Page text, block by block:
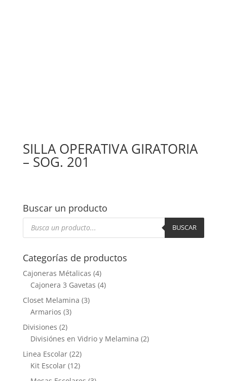
SILLA OPERATIVA GIRATORIA
– SOG. 201
Buscar un producto
Búsqueda
BUSCAR
Categorías de productos
Cajoneras Métalicas (4)
Cajonera 3 Gavetas (4)
Closet Melamina (3)
Armarios (3)
Divisiones (2)
Divisiónes en Vidrio y Melamina (2)
Linea Escolar (22)
Kit Escolar (12)